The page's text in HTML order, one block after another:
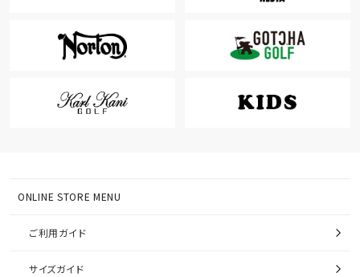
ONLINE STORE MENU
ご利用ガイド
サイズガイド